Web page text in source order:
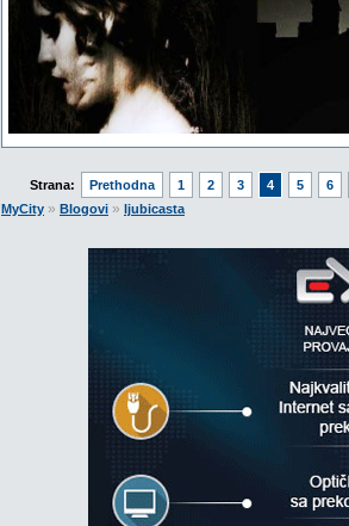
Strana: Prethodna 1 2 3 4 5 6
MyCity » Blogovi » ljubicasta